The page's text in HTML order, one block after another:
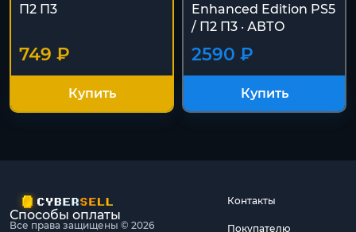
П2 П3
749 ₽
Купить
Enhanced Edition PS5
/ П2 П3 · АВТО
2590 ₽
Купить
Все права защищены © 2026
Контакты
Покупателю
Способы оплаты